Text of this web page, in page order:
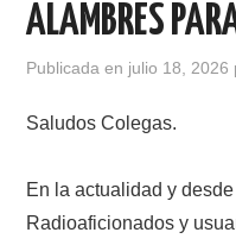
HISTORIA DE LA RADIO
ALAMBRES
Publicada en julio 18, 2026
Saludos Colegas.
En la actualidad y
Radioaficionados y